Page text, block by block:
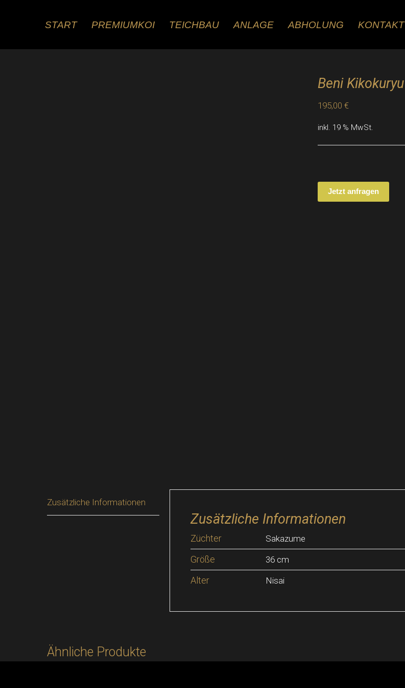
START PREMIUMKOI TEICHBAU ANLAGE ABHOLUNG KONTAKT
Beni Kikokuryu
195,00 €
inkl. 19 % MwSt.
Jetzt anfragen
Zusätzliche Informationen
Zusätzliche Informationen
Züchter Sakazume
Größe 36 cm
Alter Nisai
Ähnliche Produkte